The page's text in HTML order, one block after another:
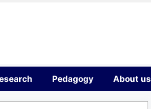
Pedagogy About us